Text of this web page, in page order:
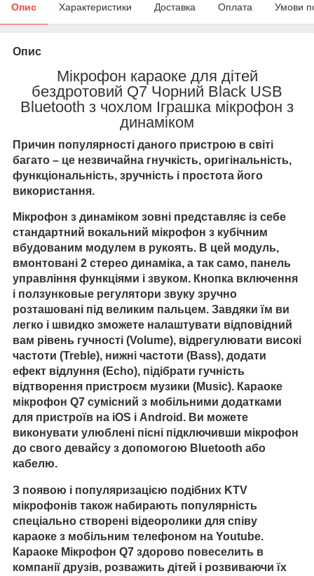
Опис Характеристики Доставка Оплата Умови
Опис
Мікрофон караоке для дітей
бездротовий Q7 Чорний Black USB
Bluetooth з чохлом Іграшка мікрофон з
динаміком
Причин популярності даного пристрою в світі
багато – це незвичайна гнучкість, оригінальність,
функціональність, зручність і простота його
використання.
Мікрофон з динаміком зовні представляє із себе
стандартний вокальний мікрофон з кубічним
вбудованим модулем в рукоять. В цей модуль,
вмонтовані 2 стерео динаміка, а так само, панель
управління функціями і звуком. Кнопка включення
і ползунковые регулятори звуку зручно
розташовані під великим пальцем. Завдяки їм ви
легко і швидко зможете налаштувати відповідний
вам рівень гучності (Volume), відрегулювати високі
частоти (Treble), нижні частоти (Bass), додати
ефект відлуння (Echo), підібрати гучність
відтворення пристроєм музики (Music). Караоке
мікрофон Q7 сумісний з мобільними додатками
для пристроїв на iOS і Android. Ви можете
виконувати улюблені пісні підключивши мікрофон
до свого девайсу з допомогою Bluetooth або
кабелю.
З появою і популяризацією подібних KTV
мікрофонів також набирають популярність
спеціально створені відеоролики для співу
караоке з мобільним телефоном на Youtube.
Караоке Мікрофон Q7 здорово повеселить в
компанії друзів, розважить дітей і розвиваючи їх